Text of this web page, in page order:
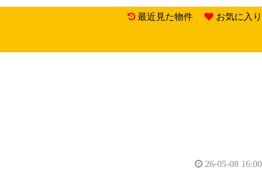
最近見た物件 お気に入り
26-05-08 16:00